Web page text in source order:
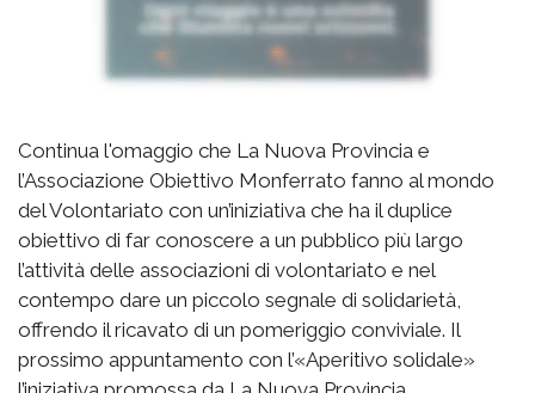
Continua l'omaggio che La Nuova Provincia e
l’Associazione Obiettivo Monferrato fanno al mondo
del Volontariato con un’iniziativa che ha il duplice
obiettivo di far conoscere a un pubblico più largo
l’attività delle associazioni di volontariato e nel
contempo dare un piccolo segnale di solidarietà,
offrendo il ricavato di un pomeriggio conviviale. Il
prossimo appuntamento con l’«Aperitivo solidale»